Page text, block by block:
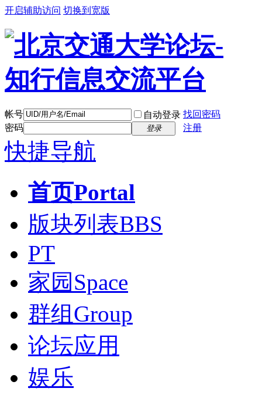
开启辅助访问 切换到宽版
帐号 自动登录 找回密码
密码
登录 注册
快捷导航
首页Portal
版块列表BBS
PT
家园 Space
群组 Group
论坛应用
娱乐